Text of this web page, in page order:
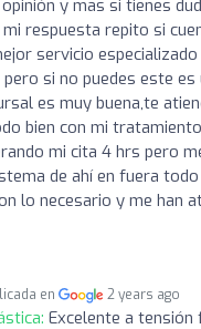
y mas si tienes
respuesta repito si
servicio
si no puedes este es
es muy buena,te
bien con mi
mi cita 4 hrs pero
de ahí en fuera
lo necesario y me han
en 2 years ago
Excelente a tensión